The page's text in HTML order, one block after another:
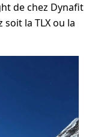
de chez Dynafit
la TLX ou la